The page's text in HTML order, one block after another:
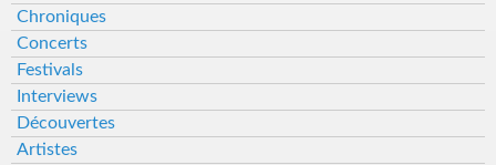
Chroniques
Concerts
Festivals
Interviews
Découvertes
Artistes